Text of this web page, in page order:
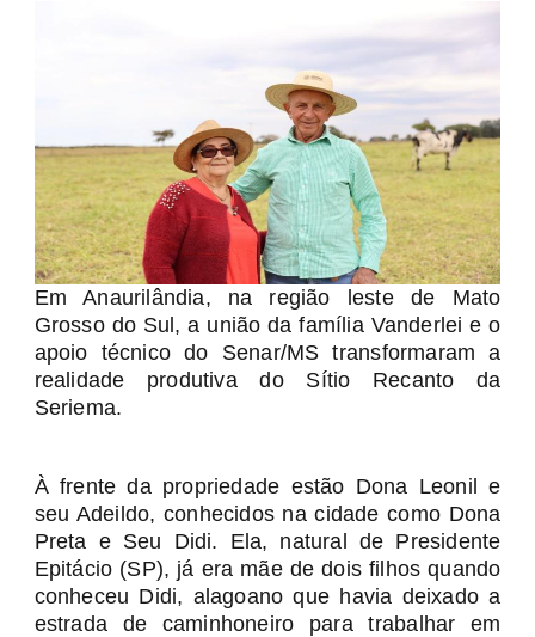
Em Anaurilândia, na região leste de Mato
Grosso do Sul, a união da família Vanderlei e o
apoio técnico do Senar/MS transformaram a
realidade produtiva do Sítio Recanto da
Seriema.
À frente da propriedade estão Dona Leonil e
seu Adeildo, conhecidos na cidade como Dona
Preta e Seu Didi. Ela, natural de Presidente
Epitácio (SP), já era mãe de dois filhos quando
conheceu Didi, alagoano que havia deixado a
estrada de caminhoneiro para trabalhar em